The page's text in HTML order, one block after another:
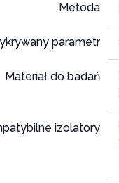
Metoda
parametr
Materiał do badań
izolatory